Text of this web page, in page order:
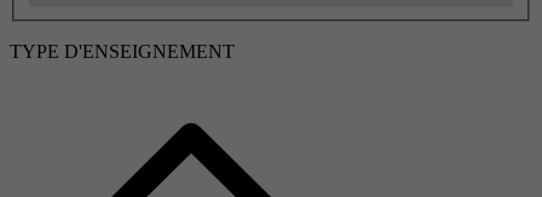
TYPE D'ENSEIGNEMENT